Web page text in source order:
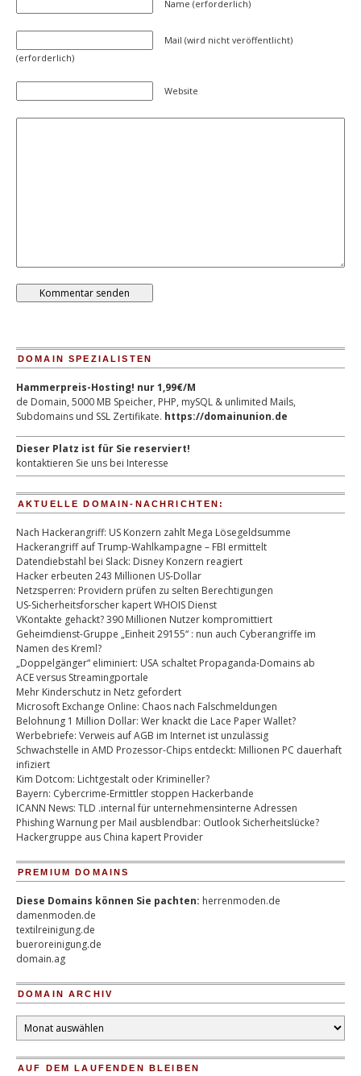
Name (erforderlich)
Mail (wird nicht veröffentlicht)
(erforderlich)
Website
DOMAIN SPEZIALISTEN
Hammerpreis-Hosting! nur 1,99€/M
de Domain, 5000 MB Speicher, PHP, mySQL & unlimited Mails,
Subdomains und SSL Zertifikate. https://domainunion.de
Dieser Platz ist für Sie reserviert!
kontaktieren Sie uns bei Interesse
AKTUELLE DOMAIN-NACHRICHTEN:
Nach Hackerangriff: US Konzern zahlt Mega Lösegeldsumme
Hackerangriff auf Trump-Wahlkampagne – FBI ermittelt
Datendiebstahl bei Slack: Disney Konzern reagiert
Hacker erbeuten 243 Millionen US-Dollar
Netzsperren: Providern prüfen zu selten Berechtigungen
US-Sicherheitsforscher kapert WHOIS Dienst
VKontakte gehackt? 390 Millionen Nutzer kompromittiert
Geheimdienst-Gruppe „Einheit 29155“ : nun auch Cyberangriffe im
Namen des Kreml?
„Doppelgänger“ eliminiert: USA schaltet Propaganda-Domains ab
ACE versus Streamingportale
Mehr Kinderschutz in Netz gefordert
Microsoft Exchange Online: Chaos nach Falschmeldungen
Belohnung 1 Million Dollar: Wer knackt die Lace Paper Wallet?
Werbebriefe: Verweis auf AGB im Internet ist unzulässig
Schwachstelle in AMD Prozessor-Chips entdeckt: Millionen PC dauerhaft
infiziert
Kim Dotcom: Lichtgestalt oder Krimineller?
Bayern: Cybercrime-Ermittler stoppen Hackerbande
ICANN News: TLD .internal für unternehmensinterne Adressen
Phishing Warnung per Mail ausblendbar: Outlook Sicherheitslücke?
Hackergruppe aus China kapert Provider
PREMIUM DOMAINS
Diese Domains können Sie pachten: herrenmoden.de
damenmoden.de
textilreinigung.de
bueroreinigung.de
domain.ag
DOMAIN ARCHIV
Domain
Archiv
AUF DEM LAUFENDEN BLEIBEN